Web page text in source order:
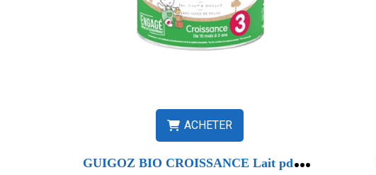
ACHETER
G
UIGOZ BIO CROISSANCE Lait pdr B 800g3